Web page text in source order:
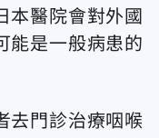
本醫院會對外國
能是一般病患的
去門診治療咽喉